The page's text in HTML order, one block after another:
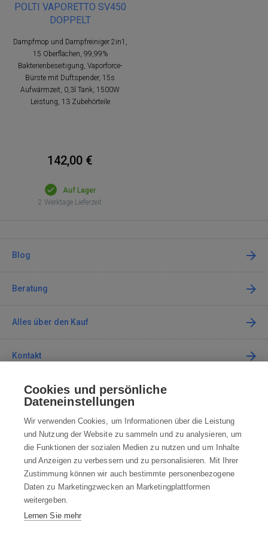
POLTI VAPORETTO SV450
DOPPELT
Dampfmop und Dampfreiniger 2in1,
15 Oberflächen, 99,99%
Bakterienbeseitigung, Vaporforce-
Bürste mit Duftspender, 15s
Aufwärmzeit, 0,3l Tank, 1500W
Leistung, 13 Zubehörteile
142,00 €
Auf Lager
2 Werktage Lieferzeit
Blog
Beratung
Alles über den Kauf
Kontakt
Kontaktieren Sie uns
info@robotworld.at
+49 25 197 159 962 Mo-Fr 8:00—16:00 Uhr
ALLE KONTAKTE
WIDERRUFSBELEHRUNG
Cookies und persönliche
Dateneinstellungen
Wir verwenden Cookies, um Informationen über die Leistung
und Nutzung der Website zu sammeln und zu analysieren, um
die Funktionen der sozialen Medien zu nutzen und um Inhalte
und Anzeigen zu verbessern und zu personalisieren. Mit Ihrer
Zustimmung können wir auch bestimmte personenbezogene
Daten zu Marketingzwecken an Marketingplattformen
weitergeben.
Lernen Sie mehr